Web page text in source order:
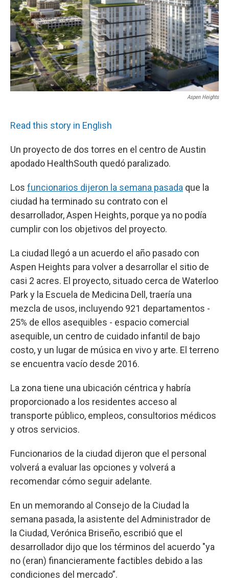
Aspen Heights
Read this story in English
Un proyecto de dos torres en el centro de Austin
apodado HealthSouth quedó paralizado.
Los funcionarios dijeron la semana pasada que la
ciudad ha terminado su contrato con el
desarrollador, Aspen Heights, porque ya no podía
cumplir con los objetivos del proyecto.
La ciudad llegó a un acuerdo el año pasado con
Aspen Heights para volver a desarrollar el sitio de
casi 2 acres. El proyecto, situado cerca de Waterloo
Park y la Escuela de Medicina Dell, traería una
mezcla de usos, incluyendo 921 departamentos -
25% de ellos asequibles - espacio comercial
asequible, un centro de cuidado infantil de bajo
costo, y un lugar de música en vivo y arte. El terreno
se encuentra vacío desde 2016.
La zona tiene una ubicación céntrica y habría
proporcionado a los residentes acceso al
transporte público, empleos, consultorios médicos
y otros servicios.
Funcionarios de la ciudad dijeron que el personal
volverá a evaluar las opciones y volverá a
recomendar cómo seguir adelante.
En un memorando al Consejo de la Ciudad la
semana pasada, la asistente del Administrador de
la Ciudad, Verónica Briseño, escribió que el
desarrollador dijo que los términos del acuerdo "ya
no (eran) financieramente factibles debido a las
condiciones del mercado”.